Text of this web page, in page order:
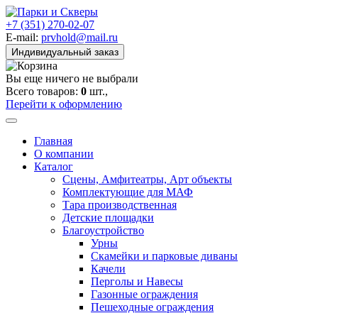
+7 (351) 270-02-07
E-mail: prvhold@mail.ru
Индивидуальный заказ
Вы еще ничего не выбрали
Всего товаров: 0 шт.,
Перейти к оформлению
Главная
О компании
Каталог
Сцены, Амфитеатры, Арт объекты
Комплектующие для МАФ
Тара производственная
Детские площадки
Благоустройство
Урны
Скамейки и парковые диваны
Качели
Перголы и Навесы
Газонные ограждения
Пешеходные ограждения